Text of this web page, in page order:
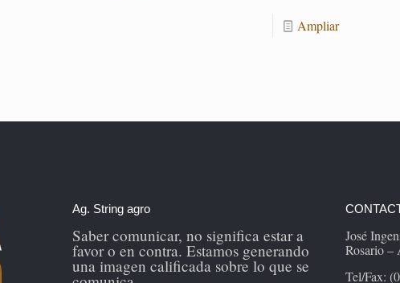
Am­pliar
Ag. String agro
Saber comunicar, no significa estar a
favor o en contra. Estamos generando
una imagen calificada sobre lo que se
José
Rosario –
Tel/Fax: